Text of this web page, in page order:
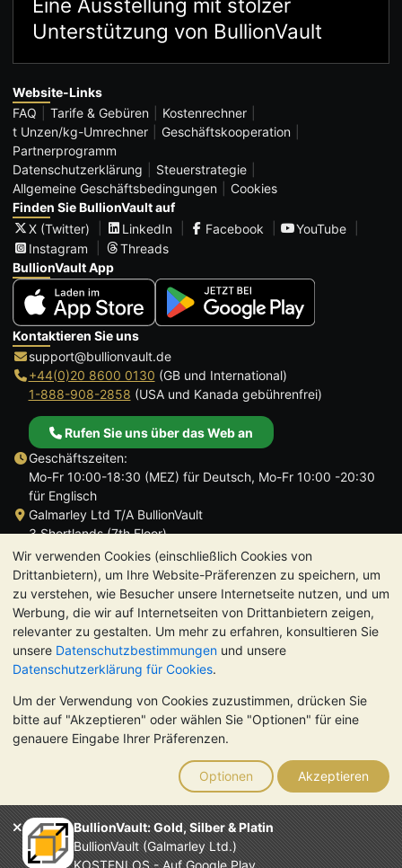
Wir verwenden Cookies (einschließlich Cookies von
Drittanbietern), um Ihre Website-Präferenzen zu speichern, um
zu verstehen, wie Besucher unsere Internetseite nutzen, und um
Werbung, die wir auf Internetseiten von Drittanbietern zeigen,
relevanter zu gestalten. Um mehr zu erfahren, konsultieren Sie
unsere Datenschutzbestimmungen und unsere
Datenschutzerklärung für Cookies.
Um der Verwendung von Cookies zuzustimmen, drücken Sie
bitte auf "Akzeptieren" oder wählen Sie "Optionen" für eine
genauere Eingabe Ihrer Präferenzen.
Optionen Akzeptieren
BullionVault: Gold, Silber & Platin
BullionVault (Galmarley Ltd.)
KOSTENLOS - Auf Google Play
Eine Ausstellung mit stolzer
Unterstützung von BullionVault
Website-Links
FAQ
Tarife & Gebüren
Kostenrechner
t Unzen/kg-Umrechner
Geschäftskooperation
Partnerprogramm
Datenschutzerklärung
Steuerstrategie
Allgemeine Geschäftsbedingungen
Cookies
Finden Sie BullionVault auf
X (Twitter)
LinkedIn Facebook
YouTube
Instagram
Threads
BullionVault App
Kontaktieren Sie uns
support@bullionvault.de
+44(0)20 8600 0130 (GB und International)
1-888-908-2858 (USA und Kanada gebührenfrei)
Rufen Sie uns über das Web an
Geschäftszeiten:
Mo-Fr 10:00-18:30 (MEZ) für Deutsch, Mo-Fr 10:00 -20:30
für Englisch
Galmarley Ltd T/A BullionVault
3 Shortlands (7th Floor)
Hammersmith
London
W6 8DA
Großbritannien
TrustScore 4.8 | 724 Bewertungen
BITTE BEACHTEN SIE: Der Wert von Edelmetallen kann sowohl
steigen als auch fallen. Historische Trends sind keine Garantie
für zukünftige Preisentwicklungen. Nichts auf den Webseiten
von BullionVault oder in der Kommunikation stellt eine
Anlageberatung dar. Sie sollten sich von einem Fachmann
beraten lassen, um zu sehen, ob der Besitz von Edelmetallen
das Richtige für Sie ist.
Galmarley Ltd. (Handelsname BullionVault) ist registriert in